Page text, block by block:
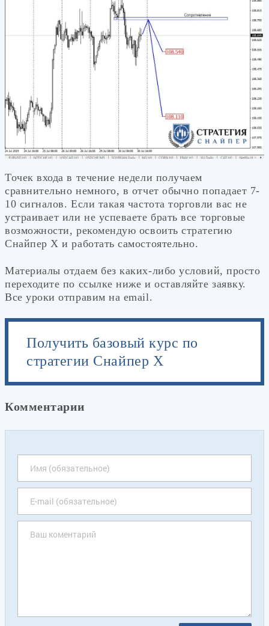
Точек входа в течение недели получаем
сравнительно немного, в отчет обычно попадает 7-
10 сигналов. Если такая частота торговли вас не
устраивает или не успеваете брать все торговые
возможности, рекомендую освоить стратегию
Снайпер Х и работать самостоятельно.
Материалы отдаем без каких-либо условий, просто
переходите по ссылке ниже и оставляйте заявку.
Все уроки отправим на email.
Получить базовый курс по
стратегии Снайпер Х
Комментарии